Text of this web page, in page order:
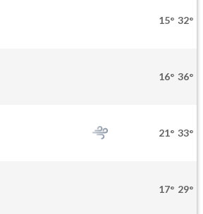
15° 32°
16° 36°
21° 33°
17° 29°